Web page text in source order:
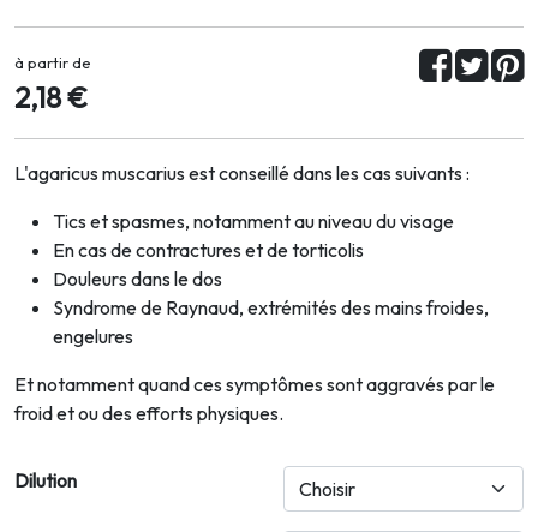
à partir de
2,18 €
L'agaricus muscarius est conseillé dans les cas suivants :
Tics et spasmes, notamment au niveau du visage
En cas de contractures et de torticolis
Douleurs dans le dos
Syndrome de Raynaud, extrémités des mains froides,
engelures
Et notamment quand ces symptômes sont aggravés par le
froid et ou des efforts physiques.
Dilution